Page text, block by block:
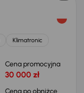
Klimatronic
Cena promocyjna
30 000 zł
Cena po obniżce